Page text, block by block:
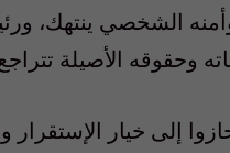
الشخصي ينتهك،
وحقوقه الأصيلة
إلى خيار الإستقرار